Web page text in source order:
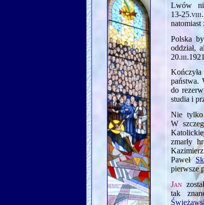
Lwów
natomiast
Polska
oddział,
20.iii.1921
państwa.
do
studia i
Nie tylko
W
zmarły
Kazimierz
Paweł
pierwsze
Jan
tak